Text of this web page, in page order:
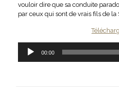
vouloir dire que sa conduite
par ceux qui sont de vrais fils de la
Lecteur
audio
00:00